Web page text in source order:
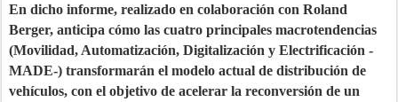
En dicho informe, realizado en colaboración con Roland
Berger, anticipa cómo las cuatro principales macrotendencias
(Movilidad, Automatización, Digitalización y Electrificación -
MADE-) transformarán el modelo actual de distribución de
vehículos, con el objetivo de acelerar la reconversión de un